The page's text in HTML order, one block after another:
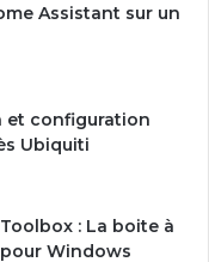
Assistant sur un
et configuration
Ubiquiti
: La boite à
Windows